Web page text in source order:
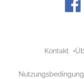
Kontakt